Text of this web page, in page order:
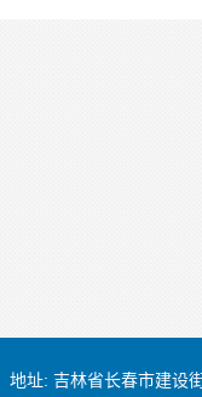
址: 吉林省长春市建